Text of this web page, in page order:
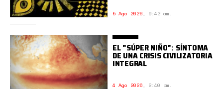
5 Ago 2026, 9:42 am.
EL "SÚPER NIÑO": SÍNTOMA
DE UNA CRISIS CIVILIZATORIA
INTEGRAL
4 Ago 2026, 2:40 pm.